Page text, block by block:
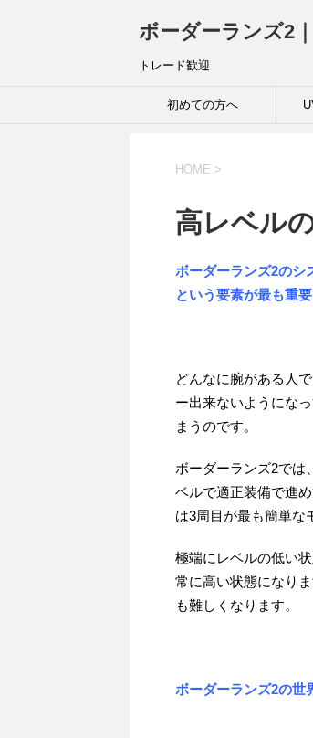
ボーダーランズ2
トレード歓迎
初めての方へ
HOME >
高レベル
ボーダーランズ2のシ
という要素が最も重要
どんなに腕がある人
ー出来ないようにな
まうのです。
ボーダーランズ2では
ベルで適正装備で進
は3周目が最も簡単な
極端にレベルの低い
常に高い状態になり
も難しくなります。
ボーダーランズ2の世